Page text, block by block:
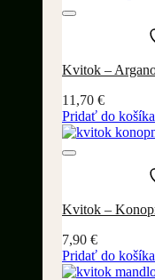
Kvitok –
11,70 €
Pridať do košíka
Kvitok –
7,90 €
Pridať do košíka